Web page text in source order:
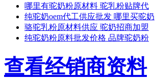
哪里有驼奶粉原材料 驼乳粉贴牌代
纯驼奶oem代工供应批发 哪里买驼奶
骆驼乳粉原材料供应 驼奶招商加盟
纯驼奶粉原料批发价格 品牌驼奶粉
查看经销商资料